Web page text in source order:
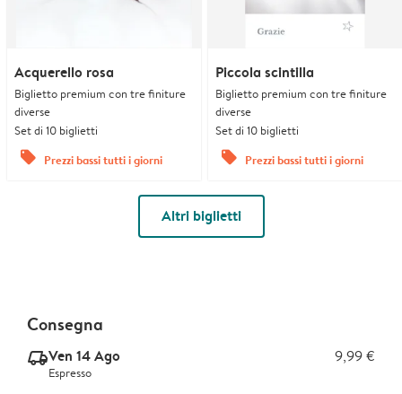
Acquerello rosa
Biglietto premium con tre finiture
diverse
Set di 10 biglietti
offers Prezzi bassi tutti i giorni
Piccola scintilla
Biglietto premium con tre finiture
diverse
Set di 10 biglietti
offers Prezzi bassi tutti i giorni
Altri biglietti
Consegna
delivery_express_v2Ven 14 Ago 9,99 €
Espresso